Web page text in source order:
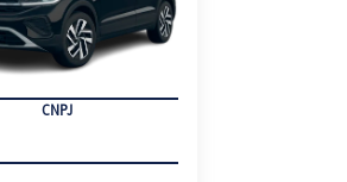
PRODUTOR RURAL